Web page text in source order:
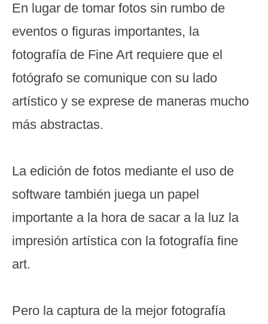
En lugar de tomar fotos sin rumbo de
eventos o figuras importantes, la
fotografía de Fine Art requiere que el
fotógrafo se comunique con su lado
artístico y se exprese de maneras mucho
más abstractas.
La edición de fotos mediante el uso de
software también juega un papel
importante a la hora de sacar a la luz la
impresión artística con la fotografía fine
art.
Pero la captura de la mejor fotografía